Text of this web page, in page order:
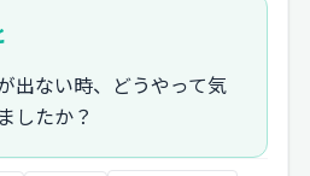
出ない時、どうやって気
したか？